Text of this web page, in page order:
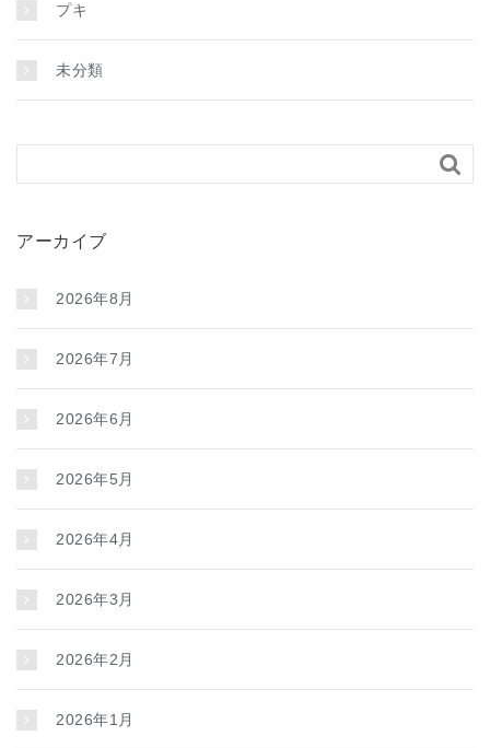
プキ
未分類

アーカイブ
2026年8月
2026年7月
2026年6月
2026年5月
2026年4月
2026年3月
2026年2月
2026年1月